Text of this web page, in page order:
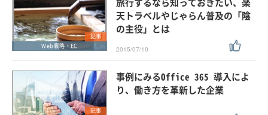
記事
Web戦略・EC
天トラベルやじゃらん普及の「陰
の主役」とは
2015/07/10
記事
事例にみるOffice 365 導入によ
り、働き方を革新した企業